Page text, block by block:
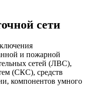
сети
и пожарной
сетей (ЛВС),
(СКС), средств
компонентов умного